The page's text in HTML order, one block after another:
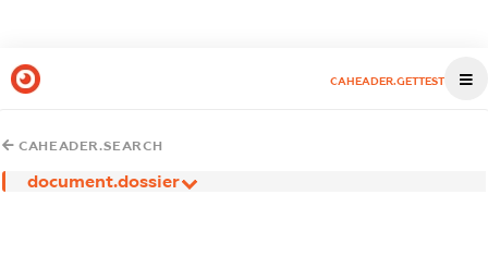
CAHEADER.GETTEST
CAHEADER.SEARCH
document.dossier